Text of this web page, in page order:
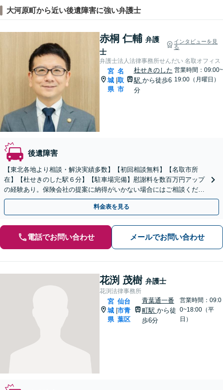
大河原町から近い後遺障害に強い弁護士
赤桐 仁輔 弁護
士
インタビューを見
る
弁護士法人法律事務所せんだい 名取オフィス
宮
城
県
名
取
市
杜せきのした
駅 から徒歩6
分
営業時間：09:00~
19:00（月曜日）
後遺障害
【東北各地より相談・解決実績多数】【初回相談無料】【名取市所
在】【杜せきのした駅６分】【駐車場完備】慰謝料を数百万円アップ
の経験あり。保険会社の提案に納得がいかない場合にはご相談くださ
い【土曜相談可】【完全個室】
料金表を見る
電話でお問い合わせ メールでお問い合わせ
花渕 茂樹 弁護士
花渕法律事務所
宮
城
県
仙台
市青
葉区
青葉通一番
町駅 から徒
歩6分
営業時間：09:0
0~18:00（平
日）